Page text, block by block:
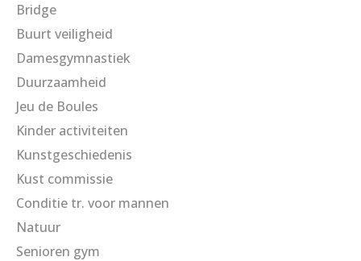
Bridge
Buurt veiligheid
Damesgymnastiek
Duurzaamheid
Jeu de Boules
Kinder activiteiten
Kunstgeschiedenis
Kust commissie
Conditie tr. voor mannen
Natuur
Senioren gym